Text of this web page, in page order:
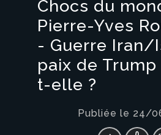
Chocs du
Pierre-Yves
- Guerre Iran/
paix de
t-elle ?
Publiée le 24/